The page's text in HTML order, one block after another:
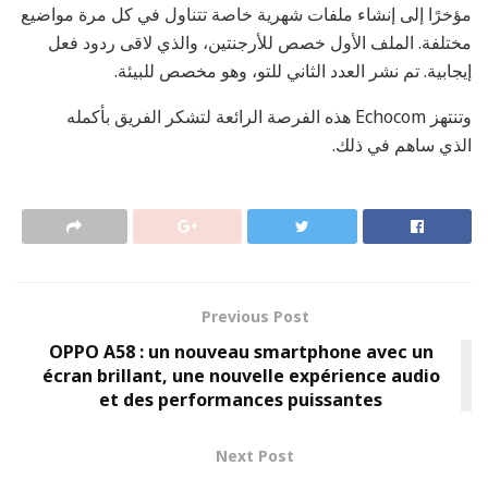
مؤخرًا إلى إنشاء ملفات شهرية خاصة تتناول في كل مرة مواضيع
مختلفة. الملف الأول خصص للأرجنتين، والذي لاقى ردود فعل
إيجابية. تم نشر العدد الثاني للتو، وهو مخصص للبيئة.
وتنتهز Echocom هذه الفرصة الرائعة لتشكر الفريق بأكمله
الذي ساهم في ذلك.
Previous Post
OPPO A58 : un nouveau smartphone avec un
écran brillant, une nouvelle expérience audio
et des performances puissantes
Next Post